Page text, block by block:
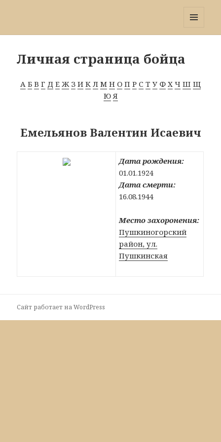
Личная страница бойца
А Б В Г Д Е Ж З И К Л М Н О П Р С Т У Ф Х Ч Ш Щ
Ю Я
Емельянов Валентин Исаевич
Дата рождения:
01.01.1924
Дата смерти:
16.08.1944
Место захоронения:
Пушкиногорский
район, ул.
Пушкинская
Сайт работает на WordPress